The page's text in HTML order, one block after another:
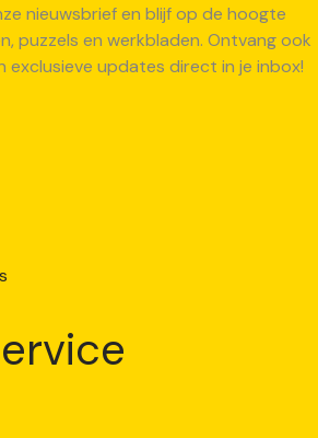
nieuwsbrief en blijf op de hoogte
puzzels en werkbladen. Ontvang ook
exclusieve updates direct in je inbox!